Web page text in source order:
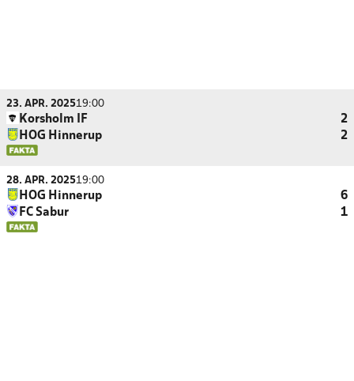
23. APR. 202519:00
Korsholm IF
2
HOG Hinnerup
2
28. APR. 202519:00
HOG Hinnerup
6
FC Sabur
1